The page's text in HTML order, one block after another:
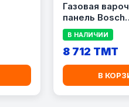
Газовая
панель Bosch
PCS7A5M90
В НАЛИЧИИ
8 712 TMT
В